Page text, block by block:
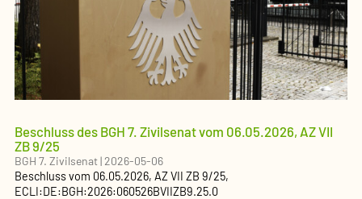
Beschluss des BGH 7. Zivilsenat vom 06.05.2026, AZ VII
ZB 9/25
BGH 7. Zivilsenat|2026-05-06
Beschlussvom 06.05.2026, AZVII ZB 9/25,
ECLI:DE:BGH:2026:060526BVIIZB9.25.0